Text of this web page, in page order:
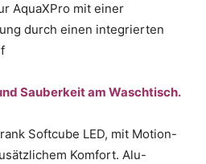
AquaXPro mit einer
durch einen integrierten
Sauberkeit am Waschtisch.
Softcube LED, mit Motion-
Komfort. Alu-